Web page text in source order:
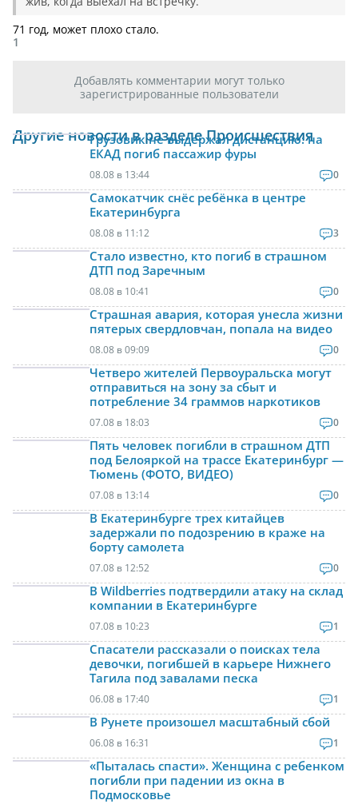
71 год, может плохо стало.
1
Добавлять комментарии могут только
зарегистрированные пользователи
Другие новости в разделе Происшествия
Грузовик не выдержал дистанцию: на
ЕКАД погиб пассажир фуры
08.08 в 13:44 0
Самокатчик снёс ребёнка в центре
Екатеринбурга
08.08 в 11:12 3
Стало известно, кто погиб в страшном
ДТП под Заречным
08.08 в 10:41 0
Страшная авария, которая унесла жизни
пятерых свердловчан, попала на видео
08.08 в 09:09 0
Четверо жителей Первоуральска могут
отправиться на зону за сбыт и
потребление 34 граммов наркотиков
07.08 в 18:03 0
Пять человек погибли в страшном ДТП
под Белояркой на трассе Екатеринбург —
Тюмень (ФОТО, ВИДЕО)
07.08 в 13:14 0
В Екатеринбурге трех китайцев
задержали по подозрению в краже на
борту самолета
07.08 в 12:52 0
В Wildberries подтвердили атаку на склад
компании в Екатеринбурге
07.08 в 10:23 1
Спасатели рассказали о поисках тела
девочки, погибшей в карьере Нижнего
Тагила под завалами песка
06.08 в 17:40 1
В Рунете произошел масштабный сбой
06.08 в 16:31 1
«Пыталась спасти». Женщина с ребенком
погибли при падении из окна в
Подмосковье